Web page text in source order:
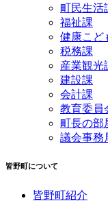
町民生活
福祉課
健康こど
税務課
産業観光
建設課
会計課
教育委員
町長の部
議会事務
皆野町について
皆野町紹介